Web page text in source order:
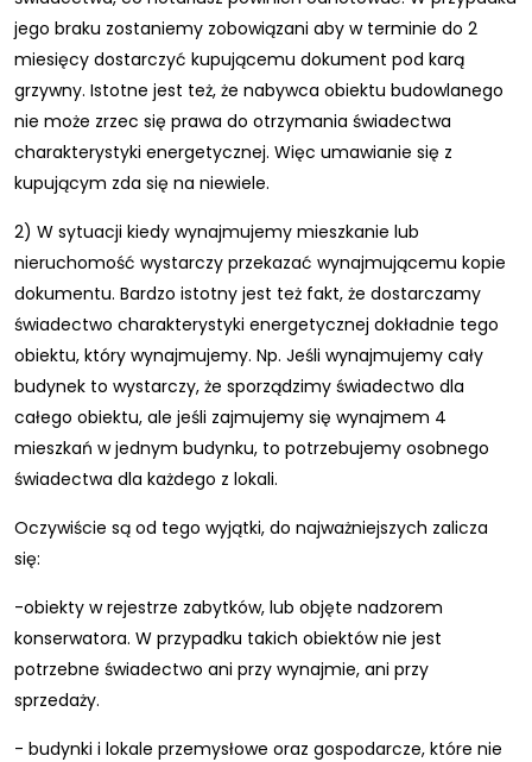
jego braku zostaniemy zobowiązani aby w terminie do 2
miesięcy dostarczyć kupującemu dokument pod karą
grzywny. Istotne jest też, że nabywca obiektu budowlanego
nie może zrzec się prawa do otrzymania świadectwa
charakterystyki energetycznej. Więc umawianie się z
kupującym zda się na niewiele.
2) W sytuacji kiedy wynajmujemy mieszkanie lub
nieruchomość wystarczy przekazać wynajmującemu kopie
dokumentu. Bardzo istotny jest też fakt, że dostarczamy
świadectwo charakterystyki energetycznej dokładnie tego
obiektu, który wynajmujemy. Np. Jeśli wynajmujemy cały
budynek to wystarczy, że sporządzimy świadectwo dla
całego obiektu, ale jeśli zajmujemy się wynajmem 4
mieszkań w jednym budynku, to potrzebujemy osobnego
świadectwa dla każdego z lokali.
Oczywiście są od tego wyjątki, do najważniejszych zalicza
się:
-obiekty w rejestrze zabytków, lub objęte nadzorem
konserwatora. W przypadku takich obiektów nie jest
potrzebne świadectwo ani przy wynajmie, ani przy
sprzedaży.
- budynki i lokale przemysłowe oraz gospodarcze, które nie